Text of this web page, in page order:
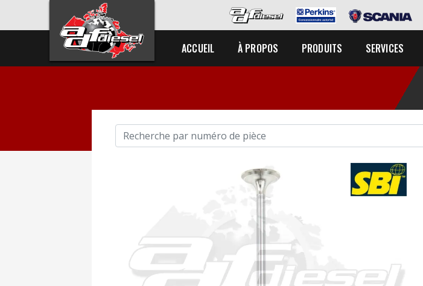
ACCUEIL À PROPOS PRODUITS SERVICES